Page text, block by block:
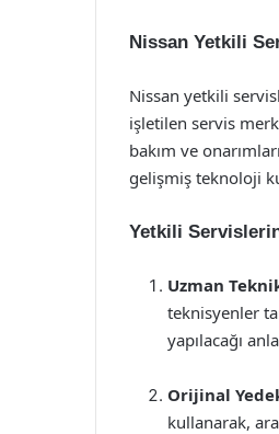
Nissan Yetkili
Nissan yetkili
işletilen servis
bakım ve
gelişmiş teknoloji
Yetkili
Uzman
teknisyenler
yapılacağı
Orijinal
kullanarak,